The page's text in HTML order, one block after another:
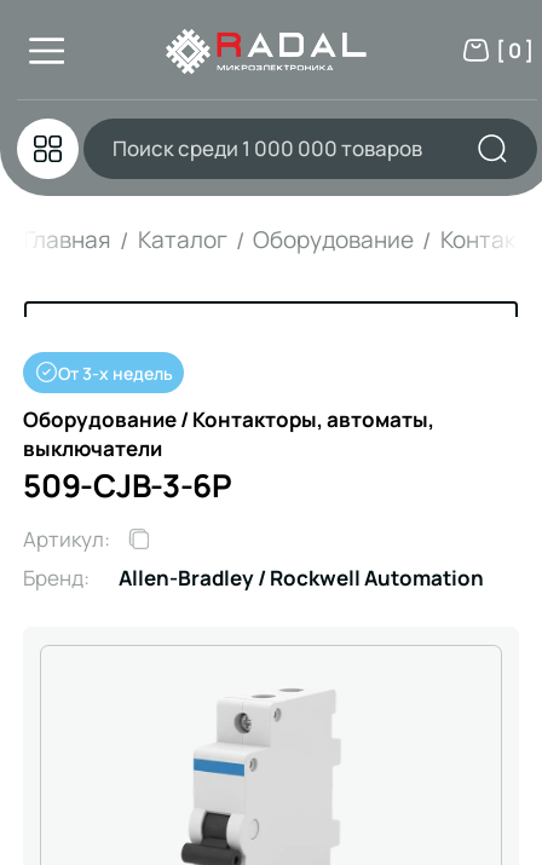
[ 0 ]
Главная Каталог Оборудование
От 3-х недель
Оборудование / Контакторы, автоматы,
выключатели
509-CJB-3-6P
Артикул:
Бренд:
Allen-Bradley / Rockwell Automation